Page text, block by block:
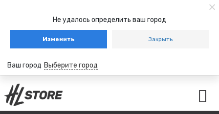
Не удалось определить ваш город
Изменить Закрыть
Ваш город Выберите город